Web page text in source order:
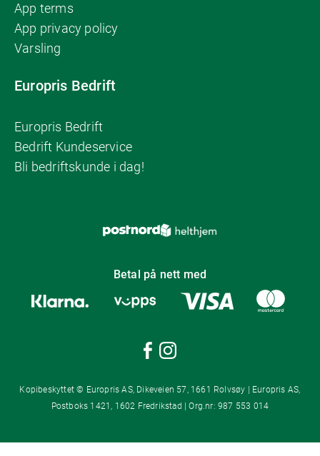
App terms
App privacy policy
Varsling
Europris Bedrift
Europris Bedrift
Bedrift Kundeservice
Bli bedriftskunde i dag!
Betal på nett med
Kopibeskyttet © Europris AS, Dikeveien 57, 1661 Rolvsøy | Europris AS,
Postboks 1421, 1602 Fredrikstad | Org.nr: 987 553 014